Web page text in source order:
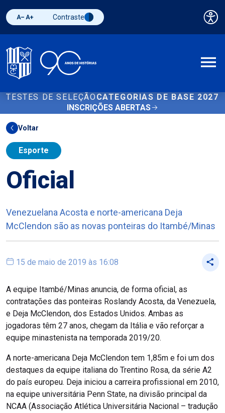
Diminuir fonte
Aumentar fonteAlternar contraste
Contraste
TESTES DE SELEÇÃO CATEGORIAS DE BASE 2027
INSCRIÇÕES ABERTAS
Voltar
Esporte
Oficial
Venezuelana Acosta e norte-americana Deja
McClendon são as novas ponteiras do Itambé/Minas
15 de maio de 2019 às 16:08
A equipe Itambé/Minas anuncia, de forma oficial, as
contratações das ponteiras Roslandy Acosta, da Venezuela,
e Deja McClendon, dos Estados Unidos. Ambas as
jogadoras têm 27 anos, chegam da Itália e vão reforçar a
equipe minastenista na temporada 2019/20.
A norte-americana Deja McClendon tem 1,85m e foi um dos
destaques da equipe italiana do Trentino Rosa, da série A2
do país europeu. Deja iniciou a carreira profissional em 2010,
na equipe universitária Penn State, na divisão principal da
NCAA (Associação Atlética Universitária Nacional – tradução